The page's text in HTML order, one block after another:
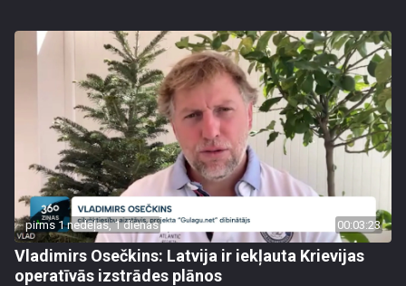
pirms 1 nedēļas, 1 dienas 00:03:23
Vladimirs Osečkins: Latvija ir iekļauta Krievijas
operatīvās izstrādes plānos